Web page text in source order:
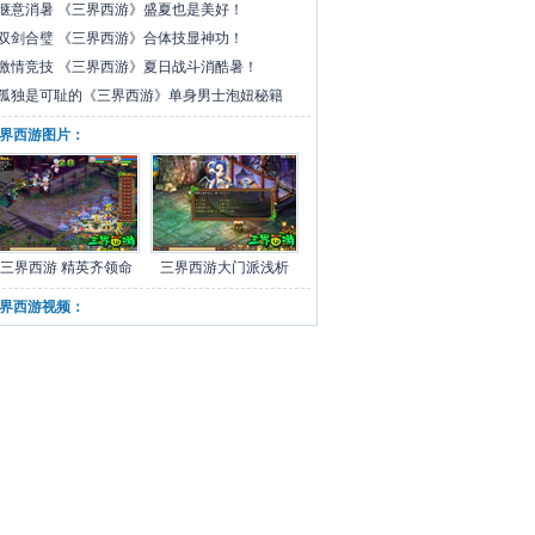
意消暑 《三界西游》盛夏也是美好！
剑合璧 《三界西游》合体技显神功！
情竞技 《三界西游》夏日战斗消酷暑！
独是可耻的《三界西游》单身男士泡妞秘籍
西游图片：
三界西游 精英齐领命 三界西游大门派浅析
西游视频：